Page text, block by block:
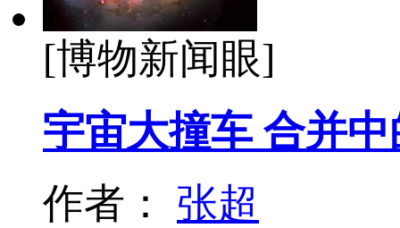
[博物新闻眼]
宇宙大撞车 合并
作者： 张超